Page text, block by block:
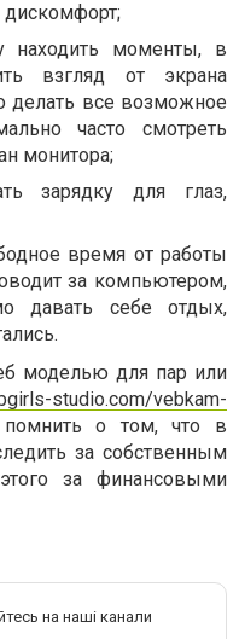
дискомфорт;
находить моменты, в
взгляд от экрана
делать все возможное
часто смотреть
монитора;
зарядку для глаз,
время от работы
за компьютером,
давать себе отдых,
моделью для пар или
studio.com/vebkam-
о том, что в
за собственным
за финансовыми
на наші канали